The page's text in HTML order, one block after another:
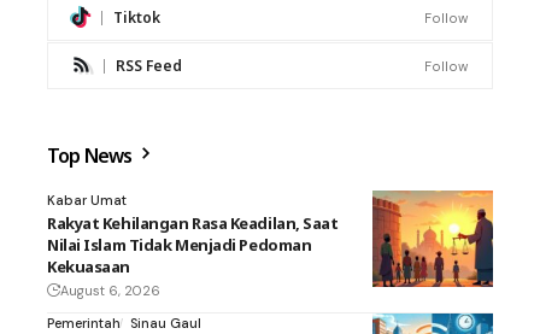
Tiktok Follow
RSS Feed Follow
Top News
Kabar Umat
Rakyat Kehilangan Rasa Keadilan, Saat
Nilai Islam Tidak Menjadi Pedoman
Kekuasaan
August 6, 2026
Pemerintah
Sinau Gaul